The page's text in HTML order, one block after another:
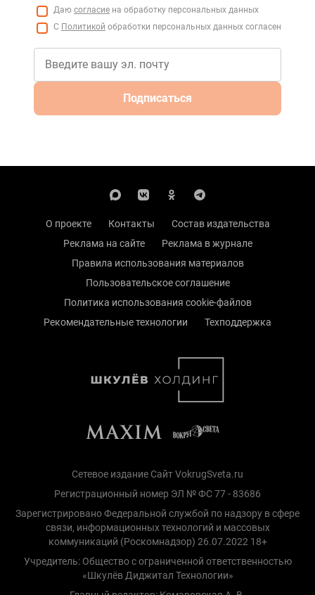
Даю согласие на обработку персональных данных
С Политикой обработки персональных данных согласен
Подписаться
О проекте Контакты
Состав издательства
Реклама на сайте
Реклама в журнале
Правила использования материалов
Пользовательское соглашение
Политика использования cookie-файлов
Рекомендательные технологии
Техподдержка
Сетевое издание Сайт VokrugSveta.ru
Регистрационный номер ЭЛ № ФС 77 - 83686
Зарегистрировано Федеральной службой по надзору в сфере
связи, информационных технологий и массовых
коммуникаций (Роскомнадзор) 26.07.2022 18+
Учредитель: Общество с ограниченной ответственностью
«Шкулёв Диджитал Технологии»